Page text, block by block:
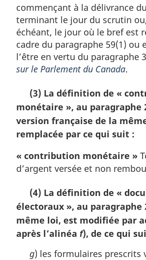
commençant à la délivrance
terminant le jour du scrutin
échéant, le jour où le bref est
cadre du paragraphe 59(1) ou
l’être en vertu du paragraphe
sur le Parlement du Canada.
(3) La définition de «
monétaire », au paragraphe
version française de la
remplacée par ce qui suit :
« contribution monétaire »
d’argent versée et non
(4) La définition de «
électoraux », au paragraphe
même loi, est modifiée par
après l’alinéa f), de ce qui
g) les formulaires prescrits